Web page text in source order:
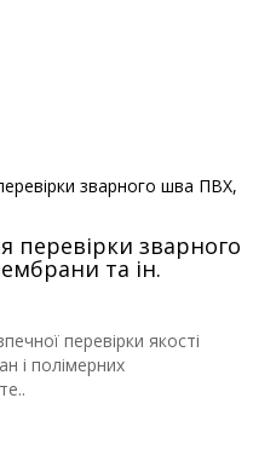
перевірки зварного
та ін.
перевірки якості
і полімерних